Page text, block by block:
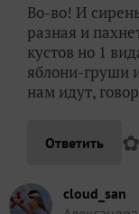
Во-во! И
разная и
кустов но 1
яблони-груши
нам идут,
Ответить ✿
cloud_san